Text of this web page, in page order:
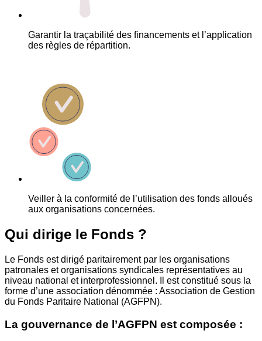
Garantir la traçabilité des financements et l’application
des règles de répartition.
Veiller à la conformité de l’utilisation des fonds alloués
aux organisations concernées.
Qui dirige le Fonds ?
Le Fonds est dirigé paritairement par les organisations
patronales et organisations syndicales représentatives au
niveau national et interprofessionnel. Il est constitué sous la
forme d’une association dénommée : Association de Gestion
du Fonds Paritaire National (AGFPN).
La gouvernance de l’AGFPN est composée :